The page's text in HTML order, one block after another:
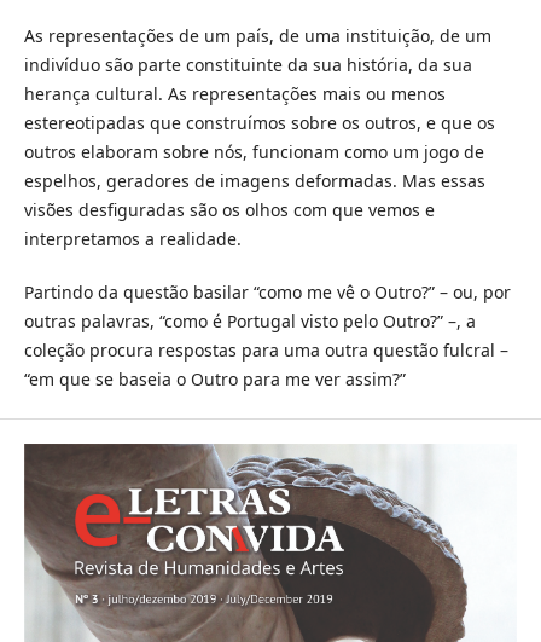
As representações de um país, de uma instituição, de um
indivíduo são parte constituinte da sua história, da sua
herança cultural. As representações mais ou menos
estereotipadas que construímos sobre os outros, e que os
outros elaboram sobre nós, funcionam como um jogo de
espelhos, geradores de imagens deformadas. Mas essas
visões desfiguradas são os olhos com que vemos e
interpretamos a realidade.
Partindo da questão basilar “como me vê o Outro?” – ou, por
outras palavras, “como é Portugal visto pelo Outro?” –, a
coleção procura respostas para uma outra questão fulcral –
“em que se baseia o Outro para me ver assim?”